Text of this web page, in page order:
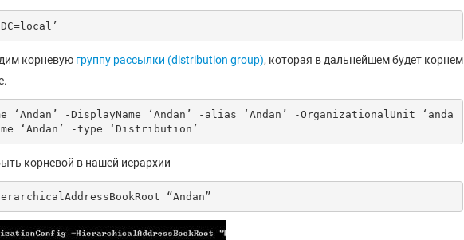
корневую группу рассылки (distribution group), которая в дальнейшем будет корнем
‘Andan’ -DisplayName ‘Andan’ -alias ‘Andan’ -OrganizationalUnit ‘anda
‘Andan’ -type ‘Distribution’
корневой в нашей иерархии
“Andan”